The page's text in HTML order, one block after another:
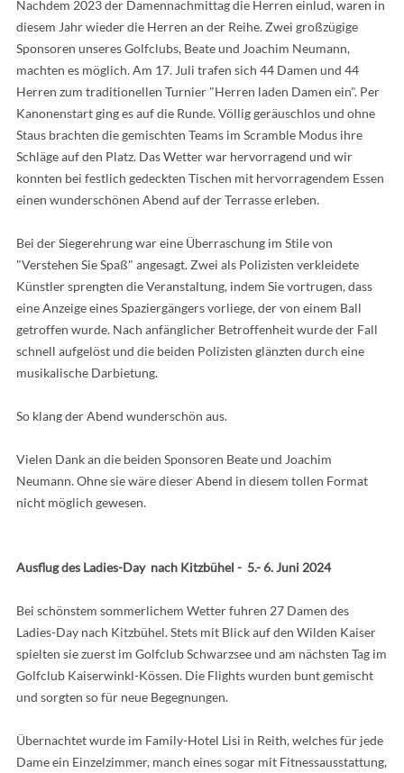
Nachdem 2023 der Damennachmittag die Herren einlud, waren in
diesem Jahr wieder die Herren an der Reihe. Zwei großzügige
Sponsoren unseres Golfclubs, Beate und Joachim Neumann,
machten es möglich. Am 17. Juli trafen sich 44 Damen und 44
Herren zum traditionellen Turnier "Herren laden Damen ein". Per
Kanonenstart ging es auf die Runde. Völlig geräuschlos und ohne
Staus brachten die gemischten Teams im Scramble Modus ihre
Schläge auf den Platz. Das Wetter war hervorragend und wir
konnten bei festlich gedeckten Tischen mit hervorragendem Essen
einen wunderschönen Abend auf der Terrasse erleben.
Bei der Siegerehrung war eine Überraschung im Stile von
"Verstehen Sie Spaß" angesagt. Zwei als Polizisten verkleidete
Künstler sprengten die Veranstaltung, indem Sie vortrugen, dass
eine Anzeige eines Spaziergängers vorliege, der von einem Ball
getroffen wurde. Nach anfänglicher Betroffenheit wurde der Fall
schnell aufgelöst und die beiden Polizisten glänzten durch eine
musikalische Darbietung.
So klang der Abend wunderschön aus.
Vielen Dank an die beiden Sponsoren Beate und Joachim
Neumann. Ohne sie wäre dieser Abend in diesem tollen Format
nicht möglich gewesen.
Ausflug des Ladies-Day nach Kitzbühel - 5.- 6. Juni 2024
Bei schönstem sommerlichem Wetter fuhren 27 Damen des
Ladies-Day nach Kitzbühel. Stets mit Blick auf den Wilden Kaiser
spielten sie zuerst im Golfclub Schwarzsee und am nächsten Tag im
Golfclub Kaiserwinkl-Kössen. Die Flights wurden bunt gemischt
und sorgten so für neue Begegnungen.
Übernachtet wurde im Family-Hotel Lisi in Reith, welches für jede
Dame ein Einzelzimmer, manch eines sogar mit Fitnessausstattung,